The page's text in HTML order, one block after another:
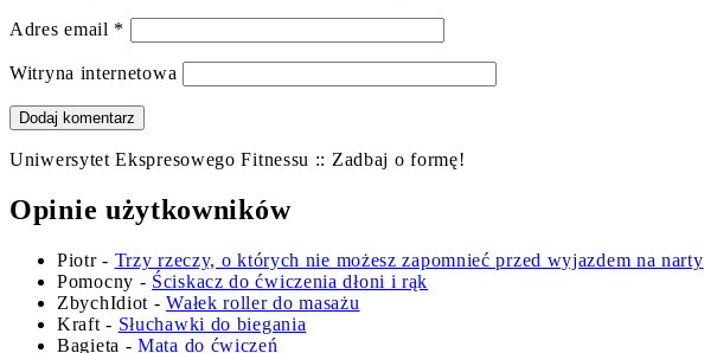
Adres email *
Witryna internetowa
Uniwersytet Ekspresowego Fitnessu :: Zadbaj o formę!
Opinie użytkowników
Piotr- Trzy rzeczy, o których nie możesz zapomnieć przed wyjazdem na narty
Pomocny - Ściskacz do ćwiczenia dłoni i rąk
ZbychIdiot -Wałek roller do masażu
Kraft - Słuchawki do biegania
Bagieta -Mata do ćwiczeń